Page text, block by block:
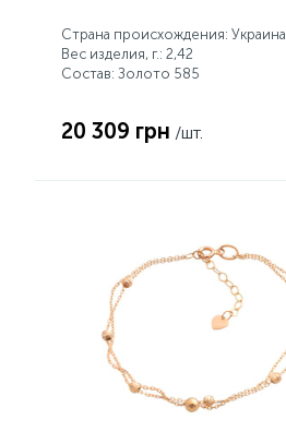
Страна происхождения: Украина
Вес изделия, г.: 2,42
Состав: Золото 585
20 309 грн /шт.